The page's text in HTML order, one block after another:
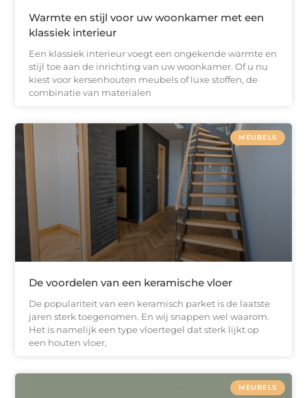
Warmte en stijl voor uw woonkamer met een
klassiek interieur
Een klassiek interieur voegt een ongekende warmte en
stijl toe aan de inrichting van uw woonkamer. Of u nu
kiest voor kersenhouten meubels of luxe stoffen, de
combinatie van materialen
MEUBELS
De voordelen van een keramische vloer
De populariteit van een keramisch parket is de laatste
jaren sterk toegenomen. En wij snappen wel waarom.
Het is namelijk een type vloertegel dat sterk lijkt op
een houten vloer,
MEUBELS